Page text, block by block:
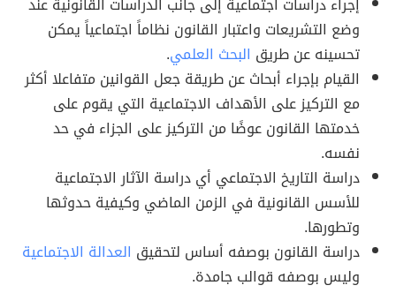
وضع التشريعات واعتبار القانون نظاماً اجتماعياً يمكن
تحسينه عن طريق البحث العلمي.
القيام بإجراء أبحاث عن طريقة جعل القوانين متفاعلا أكثر
مع التركيز على الأهداف الاجتماعية التي يقوم على
خدمتها القانون عوضًا من التركيز على الجزاء في حد
نفسه.
دراسة التاريخ الاجتماعي أي دراسة الآثار الاجتماعية
للأسس القانونية في الزمن الماضي وكيفية حدوثها
وتطورها.
دراسة القانون بوصفه أساس لتحقيق العدالة الاجتماعية
وليس بوصفه قوالب جامدة.